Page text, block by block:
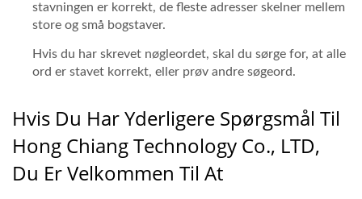
stavningen er korrekt, de fleste adresser skelner mellem
store og små bogstaver.
Hvis du har skrevet nøgleordet, skal du sørge for, at alle
ord er stavet korrekt, eller prøv andre søgeord.
Hvis Du Har Yderligere Spørgsmål Til
Hong Chiang Technology Co., LTD,
Du Er Velkommen Til At